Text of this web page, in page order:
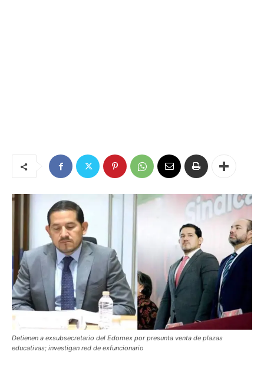
Detienen a exsubsecretario del Edomex por presunta venta de plazas
educativas; investigan red de exfuncionario